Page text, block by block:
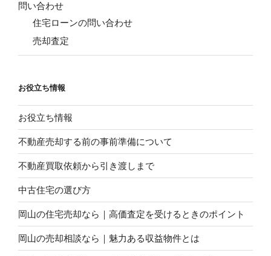
問い合わせ
住宅ローンの問い合わせ
売却査定
お役立ち情報
お役立ち情報
不動産売却する前の事前準備について
不動産買取依頼から引き渡しまで
中古住宅の選び方
岡山の住宅売却なら｜高価査定を受けるときのポイント
岡山の売却相談なら｜魅力ある収益物件とは